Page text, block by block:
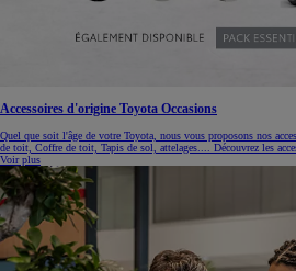
Accessoires d'origine Toyota Occasions
Quel que soit l'âge de votre Toyota, nous vous proposons nos
de toit, Coffre de toit, Tapis de sol, attelages.... Découvrez les
Voir plus